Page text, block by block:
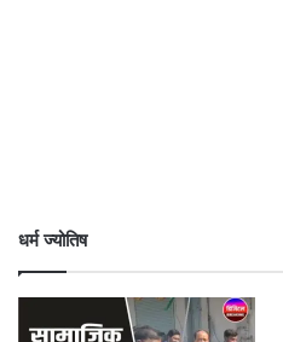
धर्म ज्योतिष